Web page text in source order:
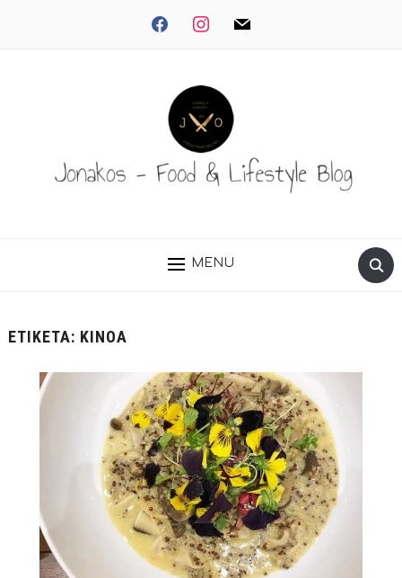
facebookinstagrammail
MENU
ΕΤΙΚΈΤΑ: ΚΙΝΌΑ